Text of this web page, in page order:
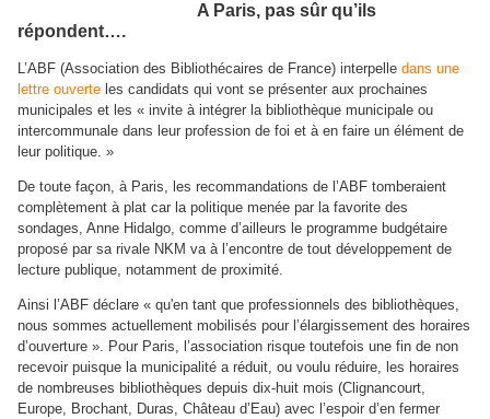
A Paris, pas sûr qu’ils
répondent….
L’ABF (Association des Bibliothécaires de France) interpelle dans une
lettre ouverte les candidats qui vont se présenter aux prochaines
municipales et les « invite à intégrer la bibliothèque municipale ou
intercommunale dans leur profession de foi et à en faire un élément de
leur politique. »
De toute façon, à Paris, les recommandations de l’ABF tomberaient
complètement à plat car la politique menée par la favorite des
sondages, Anne Hidalgo, comme d’ailleurs le programme budgétaire
proposé par sa rivale NKM va à l’encontre de tout développement de
lecture publique, notamment de proximité.
Ainsi l’ABF déclare « qu'en tant que professionnels des bibliothèques,
nous sommes actuellement mobilisés pour l’élargissement des horaires
d’ouverture ». Pour Paris, l’association risque toutefois une fin de non
recevoir puisque la municipalité a réduit, ou voulu réduire, les horaires
de nombreuses bibliothèques depuis dix-huit mois (Clignancourt,
Europe, Brochant, Duras, Château d’Eau) avec l’espoir d’en fermer